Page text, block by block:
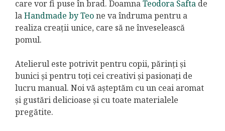
care vor fi puse în brad. DoamnaTeodora Safta de
laHandmade by Teone va îndruma pentru a
realiza creații unice, care să ne înveselească
pomul.
Atelierul este potrivit pentru copii, părinți și
bunici și pentru toți cei creativi și pasionați de
lucru manual. Noi vă așteptăm cu un ceai aromat
și gustări delicioase și cu toate materialele
pregătite.